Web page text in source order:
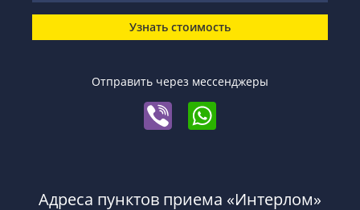
Узнать стоимость
Отправить через мессенджеры
Адреса пунктов приема «Интерлом»